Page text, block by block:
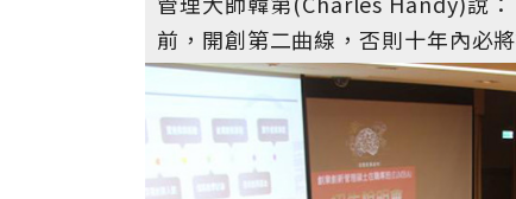
前，開創第二曲線，否則十年內必